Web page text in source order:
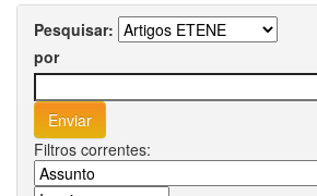
Pesquisar:
por
Filtros correntes: